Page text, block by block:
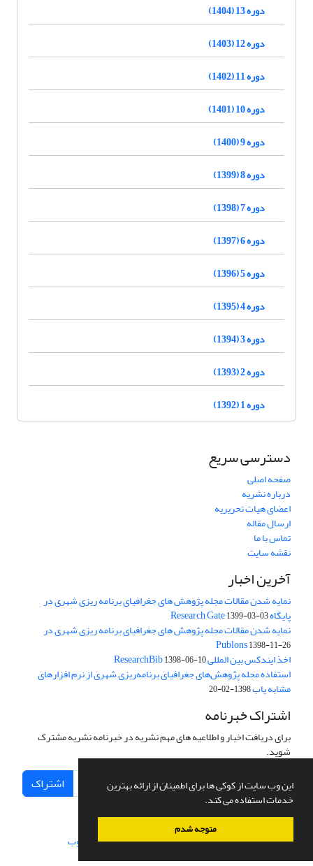
این وب سایت از کوکی ها برای اطمینان از ارائه بهترین
خدمات استفاده می کند.
متوجه شدم
دوره 13 (1404)
دوره 12 (1403)
دوره 11 (1402)
دوره 10 (1401)
دوره 9 (1400)
دوره 8 (1399)
دوره 7 (1398)
دوره 6 (1397)
دوره 5 (1396)
دوره 4 (1395)
دوره 3 (1394)
دوره 2 (1393)
دوره 1 (1392)
دسترسی سریع
صفحه اصلی
درباره نشریه
اعضای هیات تحریریه
ارسال مقاله
تماس با ما
نقشه سایت
آخرین اخبار
نمایه شدن مقالات مجله پژوهش های جغرافیای برنامه ریزی شهری در
پایگاه Research Gate1399-03-03
نمایه شدن مقالات مجله پژوهش های جغرافیای برنامه ریزی شهری در
Publons1398-11-26
اخذ ایندکس بین المللی ResearchBib1398-06-10
استفاده مجله پژوهش‌های جغرافیای برنامه‌ریزی شهری از نرم افزارهای
مشابه یاب1398-02-20
اشتراک خبرنامه
برای دریافت اخبار و اطلاعیه های مهم نشریه در خبرنامه نشریه مشترک
شوید.
اشتراک
سامانه مدیریت نشریات علمی.طراحی و پیاده سازی از سیناوب